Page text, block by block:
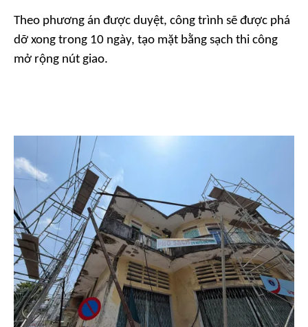
Theo phương án được duyệt, công trình sẽ được phá
dỡ xong trong 10 ngày, tạo mặt bằng sạch thi công
mở rộng nút giao.